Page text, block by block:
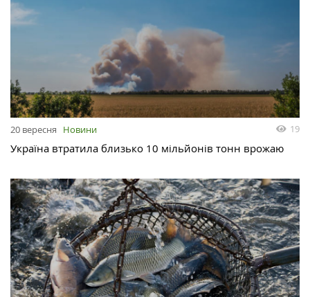
20 вересня Новини 19
Україна втратила близько 10 мільйонів тонн врожаю